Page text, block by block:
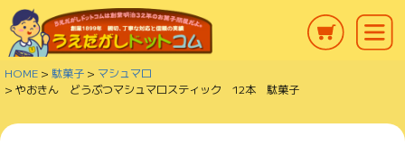
HOME 駄菓子
マシュマロ
やおきん どうぶつマシュマロスティック 12本 駄菓子